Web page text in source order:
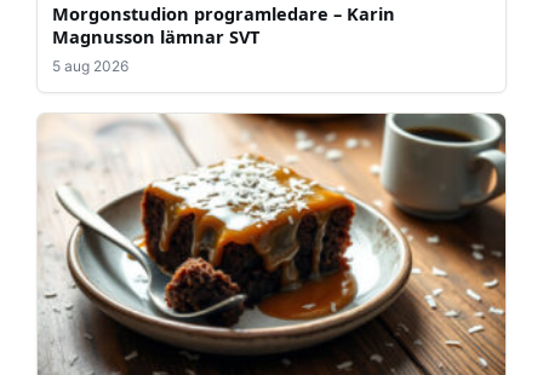
Morgonstudion programledare – Karin
Magnusson lämnar SVT
5 aug 2026